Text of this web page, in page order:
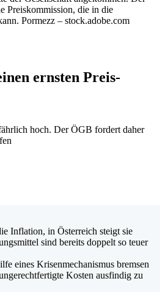
Preiskommission, die in die
Pormezz – stock.adobe.com
ernsten Preis-
hoch. Der ÖGB fordert daher
Inflation, in Österreich steigt sie
sind bereits doppelt so teuer
eines Krisenmechanismus bremsen
Kosten ausfindig zu